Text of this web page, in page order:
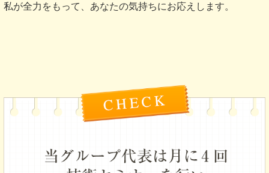
私が全力をもって、あなたの気持ちにお応えします。